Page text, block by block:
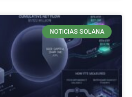
NOTICIAS SOLANA